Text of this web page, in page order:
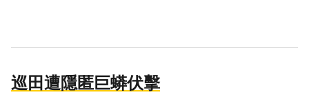
巡田遭隱匿巨蟒伏擊